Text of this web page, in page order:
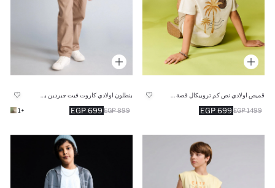
699 EGP 1499 EGP
699 EGP 899 EGP
+1